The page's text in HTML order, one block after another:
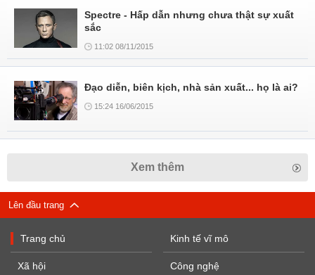
Spectre - Hấp dẫn nhưng chưa thật sự xuất
sắc
11:02 08/11/2015
Đạo diễn, biên kịch, nhà sản xuất... họ là ai?
15:24 16/06/2015
Xem thêm
Lên đầu trang
Trang chủ
Xã hội
Kinh tế vĩ mô
Công nghệ